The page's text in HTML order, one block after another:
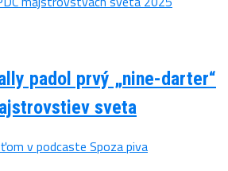
padol prvý „nine-darter“
sveta